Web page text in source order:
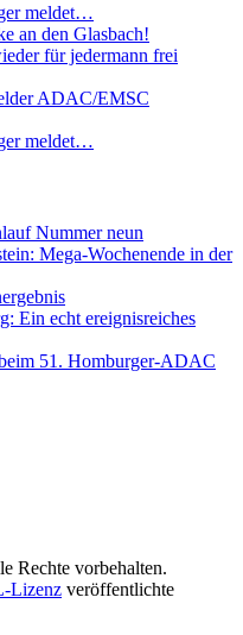
meldet…
an den Glasbach!
für jedermann frei
ADAC/EMSC
meldet…
Nummer neun
Mega-Wochenende in der
Ein echt ereignisreiches
51. Homburger-ADAC
Rechte vorbehalten.
Lizenz veröffentlichte